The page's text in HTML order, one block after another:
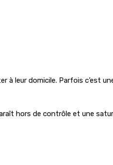
à leur domicile. Parfois c’est
hors de contrôle et une